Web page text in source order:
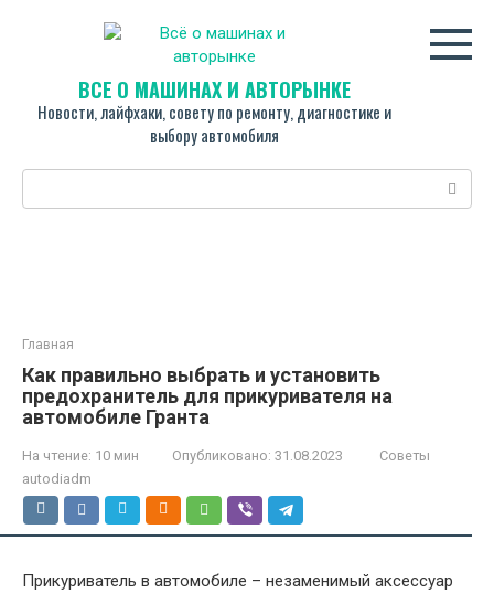
ВСЁ О МАШИНАХ И АВТОРЫНКЕ
Новости, лайфхаки, совету по ремонту, диагностике и
выбору автомобиля
Поиск:
Главная
Как правильно выбрать и установить
предохранитель для прикуривателя на
автомобиле Гранта
На чтение: 10 мин Опубликовано: 31.08.2023
Советы
autodiadm
Прикуриватель в автомобиле – незаменимый аксессуар